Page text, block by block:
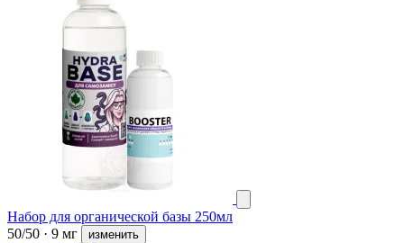
Набор для органической базы 250мл
50/50 · 9 мг
изменить